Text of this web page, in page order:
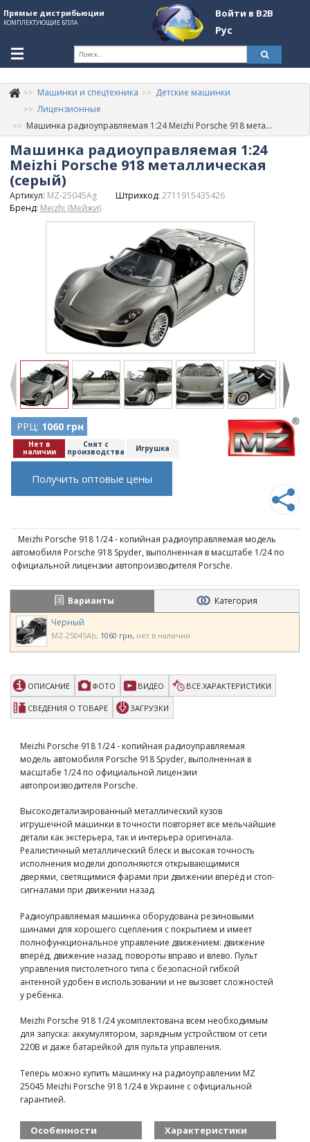
Прямые дистрибьюции
КОМПЛЕКТУЮЩИЕ БПЛА
Войти в B2B
Рус
+380507774092
Информация о компании
About Company
Обзоры
Категории
Стать партнером
Машинки и спецтехника
Детские машинки
Лицензионные
Машинка радиоуправляемая 1:24 Meizhi Porsche 918 металлическая (серый)
Машинка радиоуправляемая 1:24
Meizhi Porsche 918 металлическая
(серый)
Артикул: MZ-25045Ag Штрихкод: 2711915435426
Бренд: Meizhi (Мейжи)
РРЦ: 1060 грн
Нет в
наличии
Снят с
производства Игрушка
Получить оптовые цены
Meizhi Porsche 918 1/24 - копийная радиоуправляемая модель
автомобиля Porsche 918 Spyder, выполненная в масштабе 1/24 по
официальной лицензии автопроизводителя Porsche.
Варианты
Категория
Черный
MZ-25045Ab 1060 грн нет в наличии
ОПИСАНИЕ ФОТО ВИДЕО ВСЕ ХАРАКТЕРИСТИКИ
СВЕДЕНИЯ О ТОВАРЕ ЗАГРУЗКИ
Meizhi Porsche 918 1/24 - копийная радиоуправляемая
модель автомобиля Porsche 918 Spyder, выполненная в
масштабе 1/24 по официальной лицензии
автопроизводителя Porsche.
Высокодетализированный металлический кузов
игрушечной машинки в точности повторяет все мельчайшие
детали как экстерьера, так и интерьера оригинала.
Реалистичный металлический блеск и высокая точность
исполнения модели дополняются открывающимися
дверями, светящимися фарами при движении вперёд и стоп-
сигналами при движении назад.
Радиоуправляемая машинка оборудована резиновыми
шинами для хорошего сцепления с покрытием и имеет
полнофункциональное управление движением: движение
вперёд, движение назад, повороты вправо и влево. Пульт
управления пистолетного типа с безопасной гибкой
антенной удобен в использовании и не вызовет сложностей
у ребёнка.
Meizhi Porsche 918 1/24 укомплектована всем необходимым
для запуска: аккумулятором, зарядным устройством от сети
220В и даже батарейкой для пульта управления.
Теперь можно купить машинку на радиоуправлении MZ
25045 Meizhi Porsche 918 1/24 в Украине с официальной
гарантией.
Особенности Характеристики